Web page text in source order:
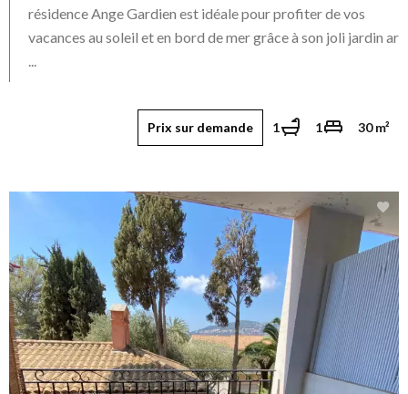
résidence Ange Gardien est idéale pour profiter de vos
vacances au soleil et en bord de mer grâce à son joli jardin ar
...
30 m²
1
1
Prix sur demande